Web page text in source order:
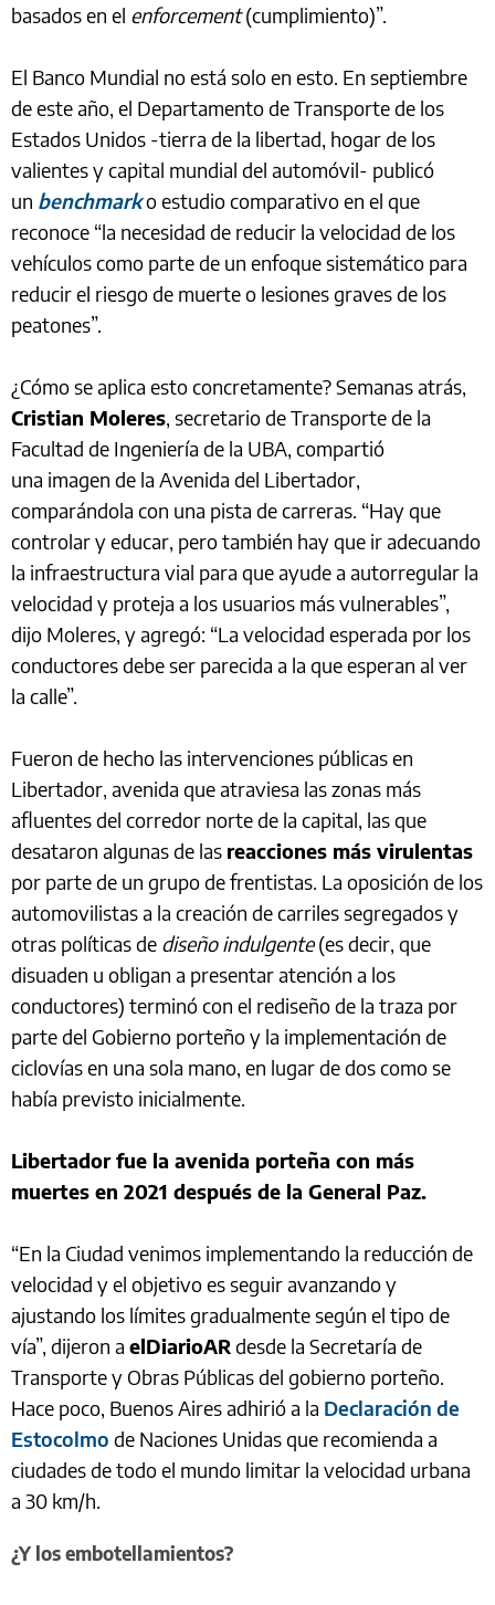
basados en el enforcement(cumplimiento)”.
El Banco Mundial no está solo en esto. En septiembre
de este año, el Departamento de Transporte de los
Estados Unidos -tierra de la libertad, hogar de los
valientes y capital mundial del automóvil- publicó
un benchmarko estudio comparativo en el que
reconoce “la necesidad de reducir la velocidad de los
vehículos como parte de un enfoque sistemático para
reducir el riesgo de muerte o lesiones graves de los
peatones”.
¿Cómo se aplica esto concretamente? Semanas atrás,
Cristian Moleres, secretario de Transporte de la
Facultad de Ingeniería de la UBA, compartió
una imagen de la Avenida del Libertador,
comparándola con una pista de carreras. “Hay que
controlar y educar, pero también hay que ir adecuando
la infraestructura vial para que ayude a autorregular la
velocidad y proteja a los usuarios más vulnerables”,
dijo Moleres, y agregó: “La velocidad esperada por los
conductores debe ser parecida a la que esperan al ver
la calle”.
Fueron de hecho las intervenciones públicas en
Libertador, avenida que atraviesa las zonas más
afluentes del corredor norte de la capital, las que
desataron algunas de las reacciones más virulentas
por parte de un grupo de frentistas. La oposición de los
automovilistas a la creación de carriles segregados y
otras políticas de diseño indulgente(es decir, que
disuaden u obligan a presentar atención a los
conductores) terminó con el rediseño de la traza por
parte del Gobierno porteño y la implementación de
ciclovías en una sola mano, en lugar de dos como se
había previsto inicialmente.
Libertador fue la avenida porteña con más
muertes en 2021 después de la General Paz.
“En la Ciudad venimos implementando la reducción de
velocidad y el objetivo es seguir avanzando y
ajustando los límites gradualmente según el tipo de
vía”, dijeron a elDiarioARdesde la Secretaría de
Transporte y Obras Públicas del gobierno porteño.
Hace poco, Buenos Aires adhirió a la Declaración de
Estocolmo de Naciones Unidas que recomienda a
ciudades de todo el mundo limitar la velocidad urbana
a 30 km/h.
¿Y los embotellamientos?